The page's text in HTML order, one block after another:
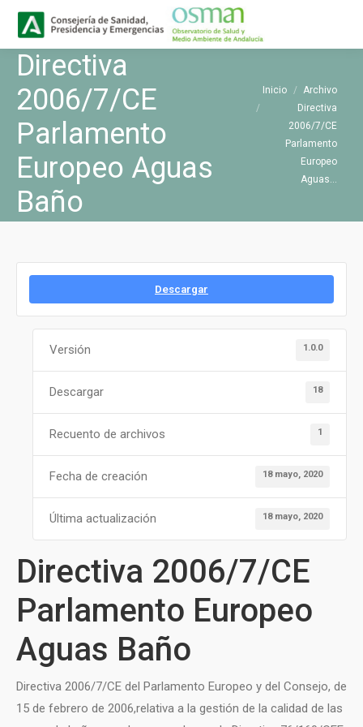
Directiva
2006/7/CE
Parlamento
Europeo Aguas
Baño
Estás aquí:
Inicio
Archivo
Directiva
2006/7/CE
Parlamento
Europeo
Aguas…
Descargar
Versión 1.0.0
Descargar 18
Recuento de archivos 1
Fecha de creación 18 mayo, 2020
Última actualización 18 mayo, 2020
Directiva 2006/7/CE
Parlamento Europeo
Aguas Baño
Directiva 2006/7/CE del Parlamento Europeo y del Consejo, de
15 de febrero de 2006,relativa a la gestión de la calidad de las